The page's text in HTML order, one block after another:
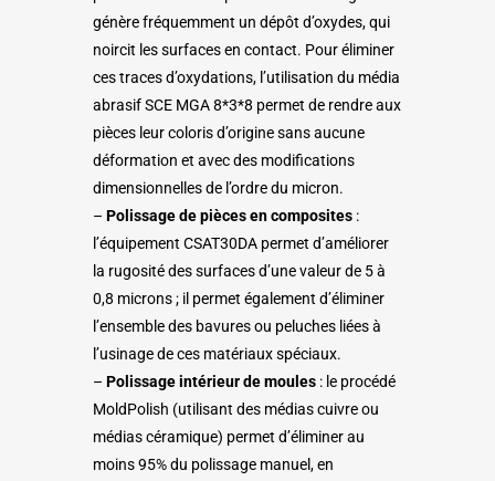
génère fréquemment un dépôt d’oxydes, qui
noircit les surfaces en contact. Pour éliminer
ces traces d’oxydations, l’utilisation du média
abrasif SCE MGA 8*3*8 permet de rendre aux
pièces leur coloris d’origine sans aucune
déformation et avec des modifications
dimensionnelles de l’ordre du micron.
– Polissage de pièces en composites :
l’équipement CSAT30DA permet d’améliorer
la rugosité des surfaces d’une valeur de 5à
0,8 microns ; il permet également d’éliminer
l’ensemble des bavures ou peluches liées à
l’usinage de ces matériaux spéciaux.
– Polissage intérieur de moules : le procédé
MoldPolish (utilisant des médias cuivre ou
médias céramique) permet d’éliminer au
moins 95% du polissage manuel, en